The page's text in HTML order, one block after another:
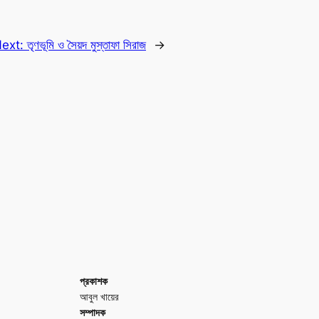
তৃণভূমি ও সৈয়দ মুস্তাফা সিরাজ →
প্রকাশক
আবুল খায়ের
সম্পাদক